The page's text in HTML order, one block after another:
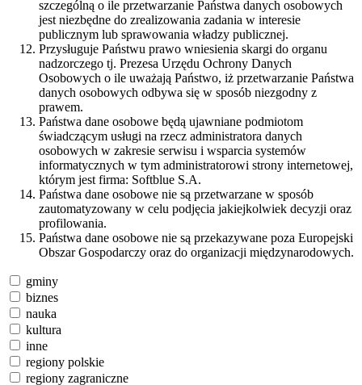
szczególną o ile przetwarzanie Państwa danych osobowych
jest niezbędne do zrealizowania zadania w interesie
publicznym lub sprawowania władzy publicznej.
Przysługuje Państwu prawo wniesienia skargi do organu
nadzorczego tj. Prezesa Urzędu Ochrony Danych
Osobowych o ile uważają Państwo, iż przetwarzanie Państwa
danych osobowych odbywa się w sposób niezgodny z
prawem.
Państwa dane osobowe będą ujawniane podmiotom
świadczącym usługi na rzecz administratora danych
osobowych w zakresie serwisu i wsparcia systemów
informatycznych w tym administratorowi strony internetowej,
którym jest firma: Softblue S.A.
Państwa dane osobowe nie są przetwarzane w sposób
zautomatyzowany w celu podjęcia jakiejkolwiek decyzji oraz
profilowania.
Państwa dane osobowe nie są przekazywane poza Europejski
Obszar Gospodarczy oraz do organizacji międzynarodowych.
gminy
biznes
nauka
kultura
inne
regiony polskie
regiony zagraniczne